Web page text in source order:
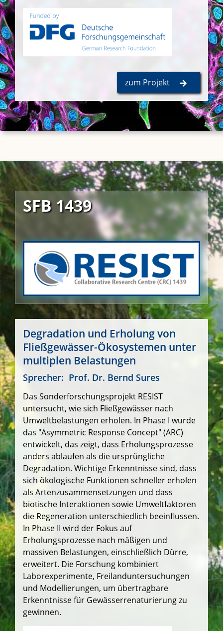
zum Projekt
SFB 1439
Degradation und Erholung von
Fließgewässer-Ökosystemen unter
multiplen Belastungen
Sprecher: Prof. Dr. Bernd Sures
Das Sonderforschungsprojekt RESIST
untersucht, wie sich Fließgewässer nach
Umweltbelastungen erholen. In Phase I wurde
das "Asymmetric Response Concept" (ARC)
entwickelt, das zeigt, dass Erholungsprozesse
anders ablaufen als die ursprüngliche
Degradation. Wichtige Erkenntnisse sind, dass
sich ökologische Funktionen schneller erholen
als Artenzusammensetzungen und dass
biotische Interaktionen sowie Umweltfaktoren
die Regeneration unterschiedlich beeinflussen.
In Phase II wird der Fokus auf
Erholungsprozesse nach mäßigen und
massiven Belastungen, einschließlich Dürre,
erweitert. Die Forschung kombiniert
Laborexperimente, Freilanduntersuchungen
und Modellierungen, um übertragbare
Erkenntnisse für Gewässerrenaturierung zu
gewinnen.